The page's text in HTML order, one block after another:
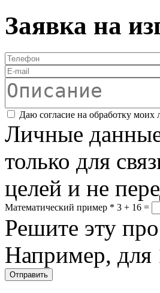
Заявка на
Телефон
E-mail
Описание
Соглашение*
Даю согласие на обработку
Личные
только для
целей и не
Математический пример * 3 + 16 =
Решите эту
Например, для